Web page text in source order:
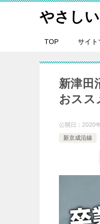
やさし
TOP サイト
新津田
おスス
公開日： 2020
新京成沿線